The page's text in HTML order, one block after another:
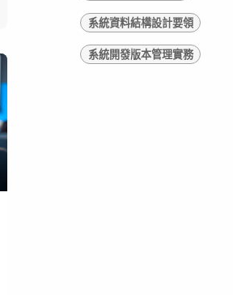
系統資料結構設計要領
系統開發版本管理實務